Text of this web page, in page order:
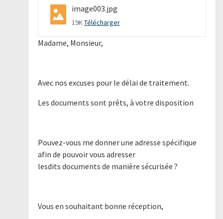
image003.jpg
19KTélécharger
Madame, Monsieur,
Avec nos excuses pour le délai de traitement.
Les documents sont prêts, à votre disposition
Pouvez-vous me donner une adresse spécifique
afin de pouvoir vous adresser
lesdits documents de manière sécurisée ?
Vous en souhaitant bonne réception,